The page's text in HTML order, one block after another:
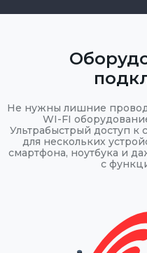
Не нужны лишние
WI-FI
Ультрабыстрый доступ
для нескольких
смартфона, ноутбука и
с